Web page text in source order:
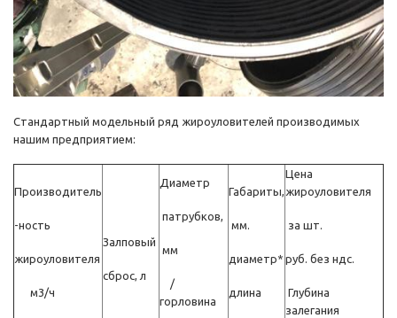
Стандартный модельный ряд жироуловителей производимых
нашим предприятием:
Производитель
-ность
жироуловителя
м3/ч
Залповый
сброс, л
Диаметр
патрубков,
мм
/
горловина
Габариты,
мм.
диаметр*
длина
Цена
жироуловителя
за шт.
руб. без ндс.
Глубина
залегания